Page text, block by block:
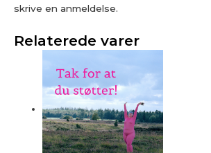
skrive en anmeldelse.
Relaterede varer